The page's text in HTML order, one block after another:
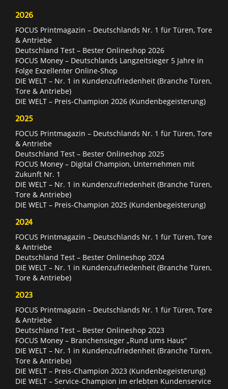
2026
FOCUS Printmagazin – Deutschlands Nr. 1 für Türen, Tore
& Antriebe
Deutschland Test – Bester Onlineshop 2026
FOCUS Money – Deutschlands Langzeitsieger 5 Jahre in
Folge Exzellenter Online-Shop
DIE WELT – Nr. 1 in Kundenzufriedenheit (Branche Türen,
Tore & Antriebe)
DIE WELT – Preis-Champion 2026 (Kundenbegeisterung)
2025
FOCUS Printmagazin – Deutschlands Nr. 1 für Türen, Tore
& Antriebe
Deutschland Test – Bester Onlineshop 2025
FOCUS Money – Digital Champion, Unternehmen mit
Zukunft Nr. 1
DIE WELT – Nr. 1 in Kundenzufriedenheit (Branche Türen,
Tore & Antriebe)
DIE WELT – Preis-Champion 2025 (Kundenbegeisterung)
2024
FOCUS Printmagazin – Deutschlands Nr. 1 für Türen, Tore
& Antriebe
Deutschland Test – Bester Onlineshop 2024
DIE WELT – Nr. 1 in Kundenzufriedenheit (Branche Türen,
Tore & Antriebe)
2023
FOCUS Printmagazin – Deutschlands Nr. 1 für Türen, Tore
& Antriebe
Deutschland Test – Bester Onlineshop 2023
FOCUS Money – Branchensieger „Rund ums Haus“
DIE WELT – Nr. 1 in Kundenzufriedenheit (Branche Türen,
Tore & Antriebe)
DIE WELT – Preis-Champion 2023 (Kundenbegeisterung)
DIE WELT – Service-Champion im erlebten Kundenservice